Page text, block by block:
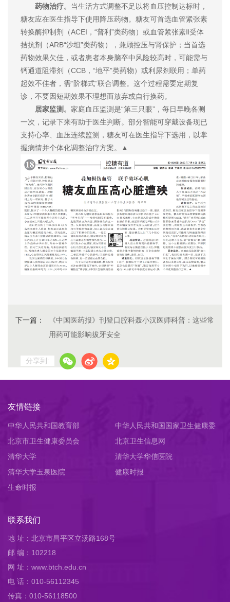
药物治疗。 当生活方式调整不足以将血压控制达标时，
糖友应在医生指导下使用降压药物。糖友可首选血管紧张素
转换酶抑制剂（ACEI，“普利”类药物）或血管紧张素Ⅱ受体
拮抗剂（ARB“沙坦”类药物），兼顾控压与肾保护；当首选
药物效果欠佳，或者患者本身脑卒中风险较高时，可能需与
钙通道阻滞剂（CCB，“地平”类药物）或利尿剂联用；单药
起效不佳者，需“阶梯式”联合调整。这个过程需要定期复
诊，不要因短期效果不理想而放弃或自行换药。
居家监测。 家庭血压监测是“第三只眼”，每日早晚各测
一次，记录下来有助于医生判断。部分智能可穿戴设备现已
支持心率、血压连续监测，糖友可在医生指导下选用，以掌
握病情并个体化调整治疗方案。▲
下一篇：
《中国医药报》刊登口腔科聂小汉医师科普：这些常
用药可能影响拔牙安全
分享到:
友情链接
中华人民共和国教育部
中华人民共和国国家卫生健康委
员会
北京市卫生健康委员会
北京卫生信息网
清华大学
清华大学华信医院
清华大学玉泉医院
健康时报
生命时报
联系我们
地 址：北京市昌平区立汤路168号
邮 编：102218
网 址：www.btch.edu.cn
电 话：010-56112345
传真：010-56118500